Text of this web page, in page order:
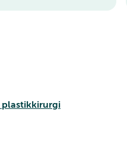
plastikkirurgi